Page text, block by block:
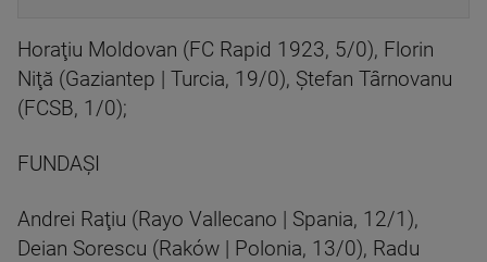
Horaţiu Moldovan (FC Rapid 1923, 5/0), Florin
Niţă (Gaziantep | Turcia, 19/0), Ştefan Târnovanu
(FCSB, 1/0);
FUNDAŞI
Andrei Raţiu (Rayo Vallecano | Spania, 12/1),
Deian Sorescu (Raków | Polonia, 13/0), Radu